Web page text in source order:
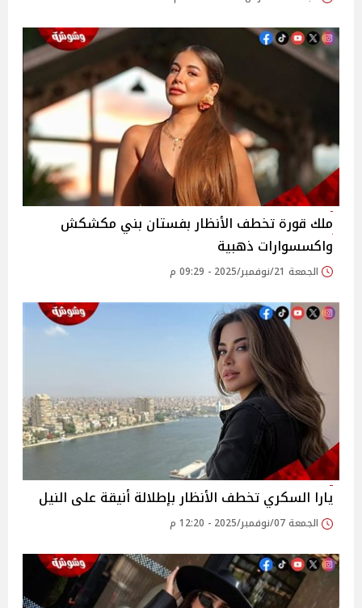
ملك قورة تخطف الأنظار بفستان بني مكشكش
واكسسوارات ذهبية
الجمعة 21/نوفمبر/2025 - 09:29 م
يارا السكري تخطف الأنظار بإطلالة أنيقة على النيل
الجمعة 07/نوفمبر/2025 - 12:20 م